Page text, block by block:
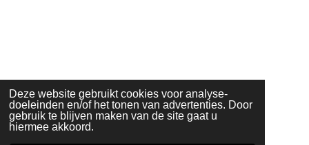
Deze website gebruikt cookies voor analyse-
doeleinden en/of het tonen van advertenties. Door
gebruik te blijven maken van de site gaat u
hiermee akkoord.